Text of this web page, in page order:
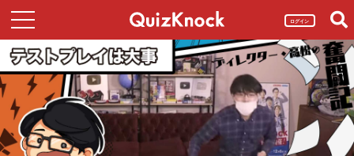
ログイン